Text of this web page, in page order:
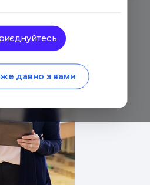
давно з вами